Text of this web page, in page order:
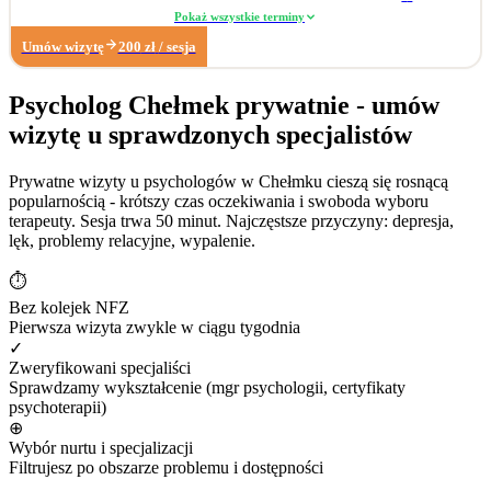
Pracuję również z: • zaburzeniami libido (hiperlibidemia, hipolibidemia), •
od pornografii oraz masturbacji, • wpływem substancji psychoaktywnych na
seksualność. Poza obszarem seksuologicznym wspieram osoby z trudnościami
w radzeniu sobie z: • zarządzaniem trudnymi emocjami, • relacjami
społecznymi, • sytuacjami kryzysowymi i stresem adaptacyjnym, • obniżonym
nastrojem i lękiem. Dzięki wieloletniemu doświadczeniu w biznesie zapraszam
również na konsultacje dotyczące: • wypalenia zawodowego, • kryzysu
związanego z długotrwałym poszukiwaniem pracy, • stresu związanego ze
zmianą zawodową. Moje największe sukcesy zawodowe: • terapia
krótkoterminowa, której efektem było dokonanie coming outu w rodzinie, •
diagnoza wytrysku wstecznego, • diagnoza pochwicy.
Pokaż wszystkie terminy
Umów wizytę 200 zł / sesja
Psycholog Chełmek prywatnie - umów
wizytę u sprawdzonych specjalistów
Prywatne wizyty u psychologów w Chełmku cieszą się rosnącą
popularnością - krótszy czas oczekiwania i swoboda wyboru
terapeuty. Sesja trwa 50 minut. Najczęstsze przyczyny: depresja,
lęk, problemy relacyjne, wypalenie.
⏱
Bez kolejek NFZ
Pierwsza wizyta zwykle w ciągu tygodnia
✓
Zweryfikowani specjaliści
Sprawdzamy wykształcenie (mgr psychologii, certyfikaty
psychoterapii)
⊕
Wybór nurtu i specjalizacji
Filtrujesz po obszarze problemu i dostępności